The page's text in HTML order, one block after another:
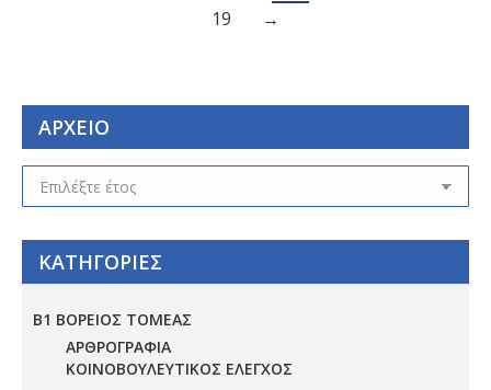
19
→
ΑΡΧΕΙΟ
ΑΡΧΕΙΟ
ΚΑΤΗΓΟΡΙΕΣ
Β1 ΒΟΡΕΙΟΣ ΤΟΜΕΑΣ
ΑΡΘΡΟΓΡΑΦΙΑ
ΚΟΙΝΟΒΟΥΛΕΥΤΙΚΟΣ ΕΛΕΓΧΟΣ